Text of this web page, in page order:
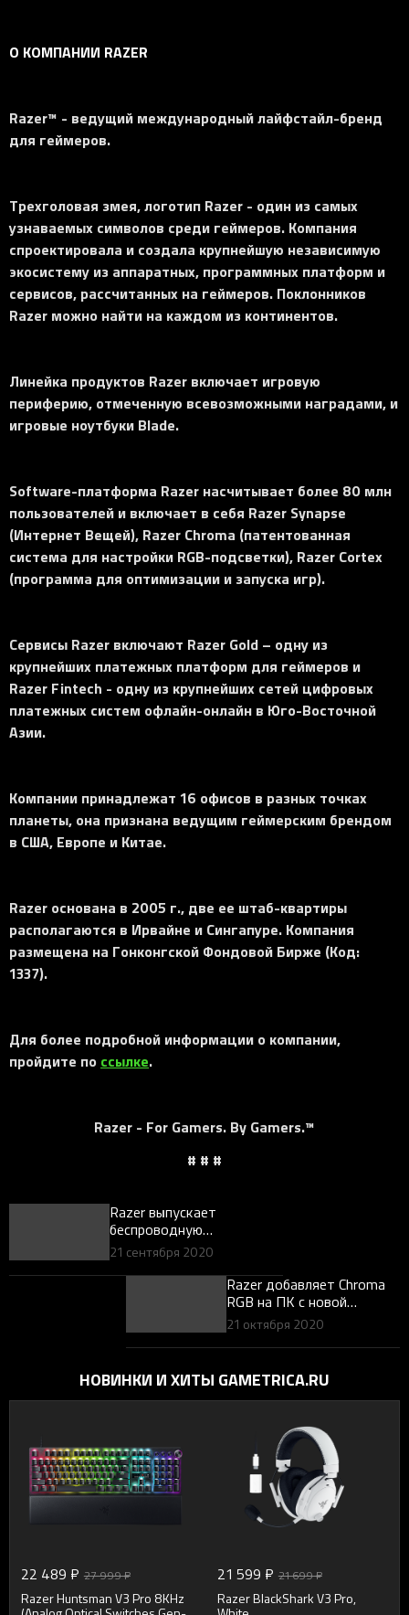
О КОМПАНИИ RAZER
Razer™ - ведущий международный лайфстайл-бренд
для геймеров.
Трехголовая змея, логотип Razer - один из самых
узнаваемых символов среди геймеров. Компания
спроектировала и создала крупнейшую независимую
экосистему из аппаратных, программных платформ и
сервисов, рассчитанных на геймеров. Поклонников
Razer можно найти на каждом из континентов.
Линейка продуктов Razer включает игровую
периферию, отмеченную всевозможными наградами, и
игровые ноутбуки Blade.
Software-платформа Razer насчитывает более 80 млн
пользователей и включает в себя Razer Synapse
(Интернет Вещей), Razer Chroma (патентованная
система для настройки RGB-подсветки), Razer Cortex
(программа для оптимизации и запуска игр).
Сервисы Razer включают Razer Gold – одну из
крупнейших платежных платформ для геймеров и
Razer Fintech - одну из крупнейших сетей цифровых
платежных систем офлайн-онлайн в Юго-Восточной
Азии.
Компании принадлежат 16 офисов в разных точках
планеты, она признана ведущим геймерским брендом
в США, Европе и Китае.
Razer основана в 2005 г., две ее штаб-квартиры
располагаются в Ирвайне и Сингапуре. Компания
размещена на Гонконгской Фондовой Бирже (Код:
1337).
Для более подробной информации о компании,
пройдите по ссылке.
Razer - For Gamers. By Gamers.™
# # #
Razer выпускает
беспроводную
флагманскую серию
21 сентября 2020
Razer добавляет Chroma
RGB на ПК с новой
коллекцией аксессуаров
21 октября 2020
НОВИНКИ И ХИТЫ GAMETRICA.RU
22 489 ₽ 27 999 ₽
Razer Huntsman V3 Pro 8KHz
21 599 ₽ 21 699 ₽
Razer BlackShark V3 Pro,